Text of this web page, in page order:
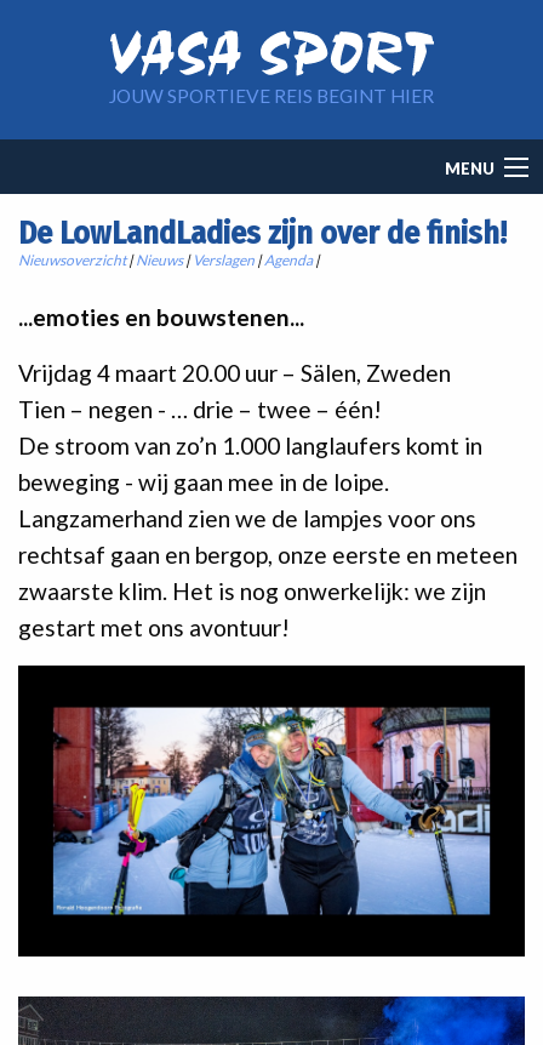
JOUW SPORTIEVE REIS BEGINT HIER
navigation
MENU
De LowLandLadies zijn over de finish!
Nieuwsoverzicht|Nieuws| Verslagen |Agenda|
...emoties en bouwstenen...
Vrijdag 4 maart 20.00 uur – Sälen, Zweden
Tien – negen - … drie – twee – één!
De stroom van zo’n 1.000 langlaufers komt in
beweging - wij gaan mee in de loipe.
Langzamerhand zien we de lampjes voor ons
rechtsaf gaan en bergop, onze eerste en meteen
zwaarste klim. Het is nog onwerkelijk: we zijn
gestart met ons avontuur!